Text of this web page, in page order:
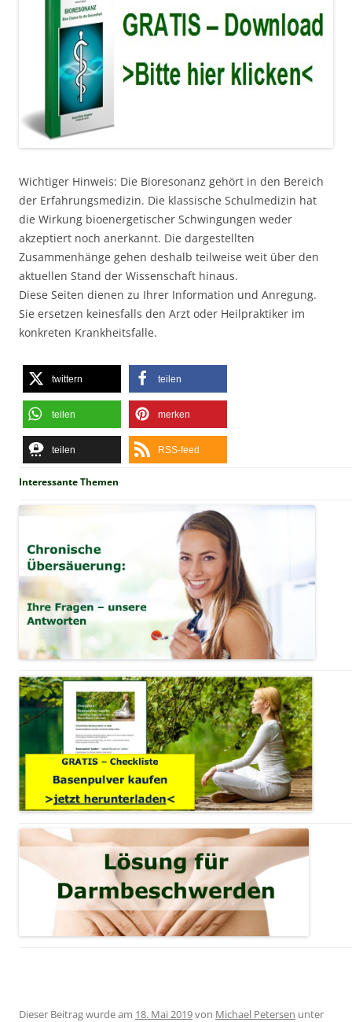
Wichtiger Hinweis: Die Bioresonanz gehört in den Bereich
der Erfahrungsmedizin. Die klassische Schulmedizin hat
die Wirkung bioenergetischer Schwingungen weder
akzeptiert noch anerkannt. Die dargestellten
Zusammenhänge gehen deshalb teilweise weit über den
aktuellen Stand der Wissenschaft hinaus.
Diese Seiten dienen zu Ihrer Information und Anregung.
Sie ersetzen keinesfalls den Arzt oder Heilpraktiker im
konkreten Krankheitsfalle.
twittern teilen
teilen merken
teilen RSS-feed
Interessante Themen
Dieser Beitrag wurde am 18. Mai 2019von Michael Petersen unter